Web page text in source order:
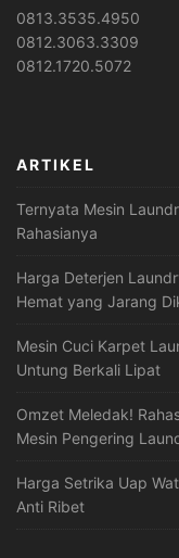
0813.3535.4950
0812.3063.3309
0812.1720.5072
ARTIKEL
Ternyata Mesin
Rahasianya
Harga Deterjen
Hemat yang Jarang
Mesin Cuci Karpet
Untung Berkali Lipat
Omzet Meledak!
Mesin Pengering
Harga Setrika Uap
Anti Ribet